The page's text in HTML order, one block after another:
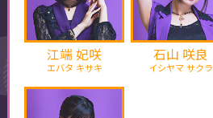
江端 妃咲
エバタ キサキ
石山 咲良
イシヤマ サクラ